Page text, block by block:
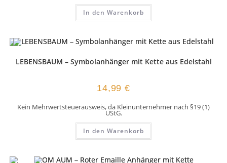
In den Warenkorb
LEBENSBAUM – Symbolanhänger mit Kette aus Edelstahl
14,99€
Kein Mehrwertsteuerausweis, da Kleinunternehmer nach §19 (1)
UStG.
In den Warenkorb